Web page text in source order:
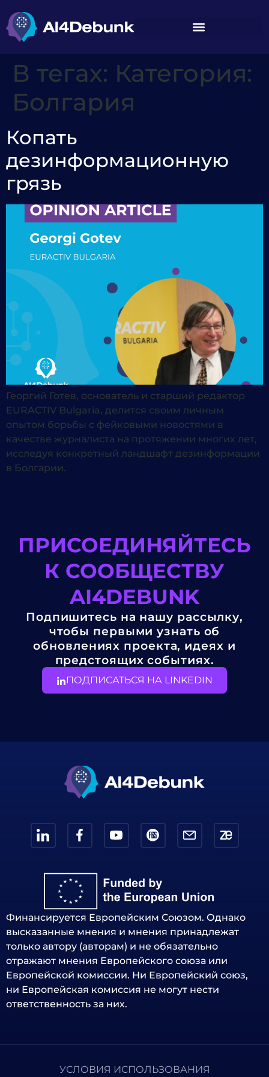
В тегах: Категория:
Болгария
Копать
дезинформационную
грязь
Георгий Готев, основатель и старший редактор
EURACTIV Bulgaria, делится своим личным
опытом борьбы с фейковыми новостями в
качестве журналиста на протяжении многих лет,
исследуя конкретный ландшафт дезинформации
в Болгарии.
ПРИСОЕДИНЯЙТЕСЬ
К СООБЩЕСТВУ
AI4DEBUNK
Подпишитесь на нашу рассылку,
чтобы первыми узнать об
обновлениях проекта, идеях и
предстоящих событиях.
ПОДПИСАТЬСЯ НА LINKEDIN
Финансируется Европейским Союзом. Однако
высказанные мнения и мнения принадлежат
только автору (авторам) и не обязательно
отражают мнения Европейского союза или
Европейской комиссии. Ни Европейский союз,
ни Европейская комиссия не могут нести
ответственность за них.
УСЛОВИЯ ИСПОЛЬЗОВАНИЯ